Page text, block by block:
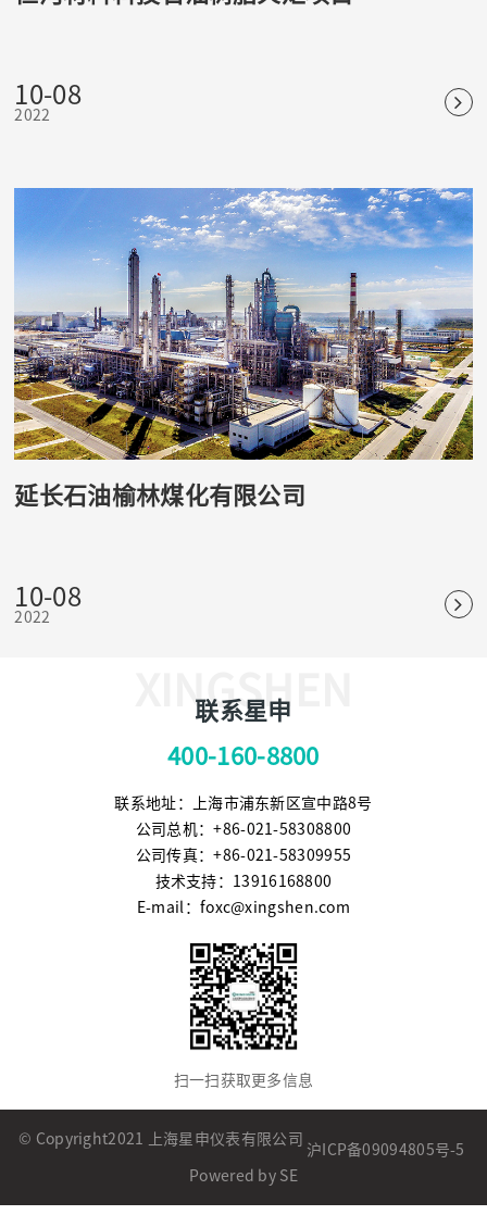
10-08
2022
延长石油榆林煤化有限公司
10-08
2022
XINGSHEN
联系星申
400-160-8800
联系地址：上海市浦东新区宣中路8号
公司总机：+86-021-58308800
公司传真：+86-021-58309955
技术支持：13916168800
E-mail：foxc@xingshen.com
扫一扫获取更多信息
© Copyright2021 上海星申仪表有限公司
沪ICP备09094805号-5
Powered by SE